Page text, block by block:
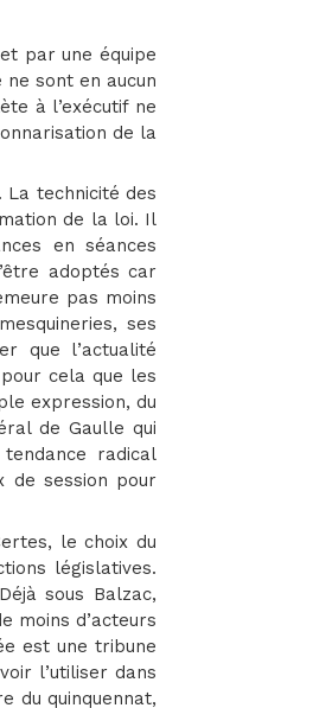
par une équipe
sont en aucun
à l’exécutif ne
de la
technicité des
de la loi. Il
en séances
adoptés car
pas moins
ses
que l’actualité
cela que les
expression, du
de Gaulle qui
radical
de session pour
le choix du
législatives.
sous Balzac,
moins d’acteurs
est une tribune
l’utiliser dans
du quinquennat,